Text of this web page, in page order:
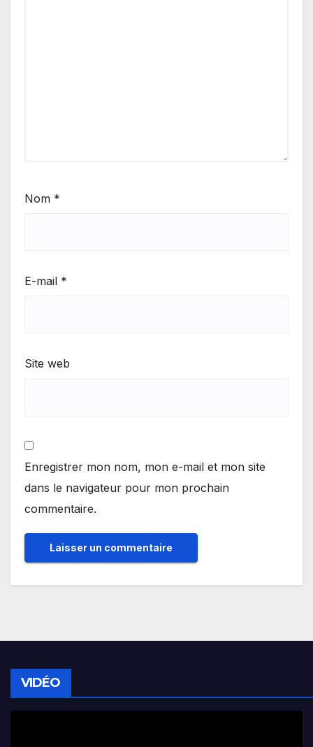
Nom *
E-mail *
Site web
Enregistrer mon nom, mon e-mail et mon site
dans le navigateur pour mon prochain
commentaire.
VIDÉO